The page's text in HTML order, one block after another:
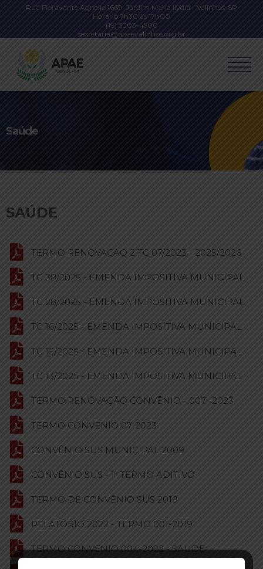
Rua Fioravante Agnello 1669, Jardim Maria Ilydia - Valinhos-SP
Horário 7h30 às 17h00
(19) 3303-4500
secretaria@apaevalinhos.org.br
Saúde
SAÚDE
TERMO RENOVACAO 2 TC 07/2023 - 2025/2026
TC 38/2025 - EMENDA IMPOSITIVA MUNICIPAL
TC 28/2025 - EMENDA IMPOSITIVA MUNICIPAL
TC 16/2025 - EMENDA IMPOSITIVA MUNICIPAL
TC 15/2025 - EMENDA IMPOSITIVA MUNICIPAL
TC 13/2025 - EMENDA IMPOSITIVA MUNICIPAL
TERMO RENOVAÇÃO CONVÊNIO - 007 -2023
TERMO CONVENIO 07-2023
CONVÊNIO SUS MUNICIPAL 2009
CONVÊNIO SUS - 1º TERMO ADITIVO
TERMO DE CONVÊNIO SUS 2019
RELATORIO 2022 - TERMO 001-2019
TERMO CONVENIO 004-2022 - SAUDE